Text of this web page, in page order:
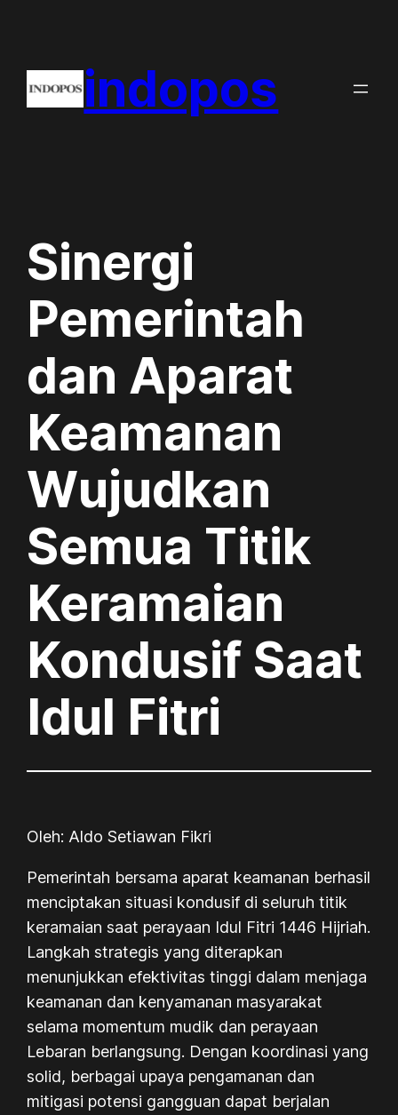
content
indopos
Sinergi
Pemerintah
dan Aparat
Keamanan
Wujudkan
Semua Titik
Keramaian
Kondusif Saat
Idul Fitri
Oleh: Aldo Setiawan Fikri
Pemerintah bersama aparat keamanan berhasil
menciptakan situasi kondusif di seluruh titik
keramaian saat perayaan Idul Fitri 1446 Hijriah.
Langkah strategis yang diterapkan
menunjukkan efektivitas tinggi dalam menjaga
keamanan dan kenyamanan masyarakat
selama momentum mudik dan perayaan
Lebaran berlangsung. Dengan koordinasi yang
solid, berbagai upaya pengamanan dan
mitigasi potensi gangguan dapat berjalan